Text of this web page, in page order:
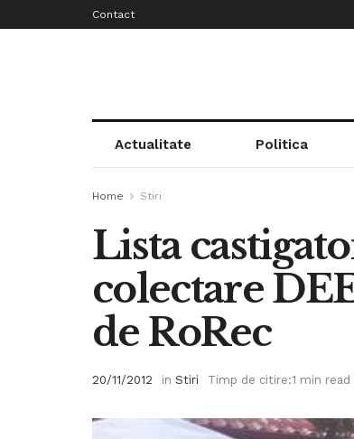
Contact
Actualitate Politica
Home Stiri
Lista
colectare
de RoRec
20/11/2012 in Stiri Timp de citire:1 min read